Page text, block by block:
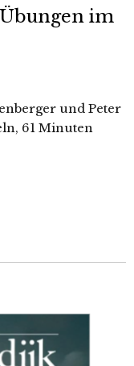
im
und Peter
61 Minuten